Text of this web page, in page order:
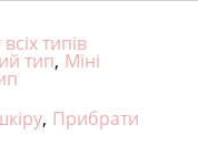
типів
тип, Міні
, Прибрати